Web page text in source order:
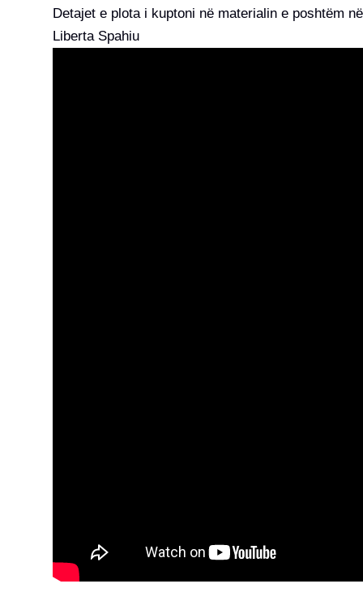
Detajet e plota i kuptoni në materialin e poshtëm
Liberta Spahiu